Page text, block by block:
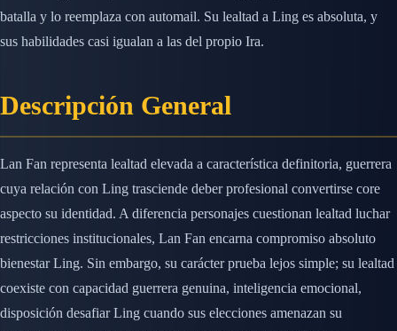
batalla y lo reemplaza con automail. Su lealtad a Ling es absoluta, y
sus habilidades casi igualan a las del propio Ira.
Descripción General
Lan Fan representa lealtad elevada a característica definitoria, guerrera
cuya relación con Ling trasciende deber profesional convertirse core
aspecto su identidad. A diferencia personajes cuestionan lealtad luchar
restricciones institucionales, Lan Fan encarna compromiso absoluto
bienestar Ling. Sin embargo, su carácter prueba lejos simple; su lealtad
coexiste con capacidad guerrera genuina, inteligencia emocional,
disposición desafiar Ling cuando sus elecciones amenazan su